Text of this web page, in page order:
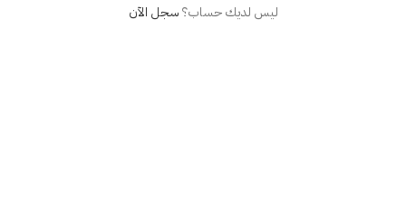
ليس لديك حساب؟سجل الآن